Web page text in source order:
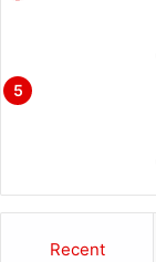
Recent